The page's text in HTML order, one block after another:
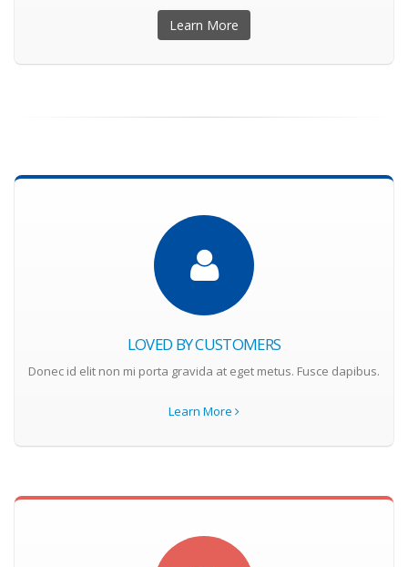
Learn More
LOVED BY CUSTOMERS
Donec id elit non mi porta gravida at eget metus. Fusce dapibus.
Learn More